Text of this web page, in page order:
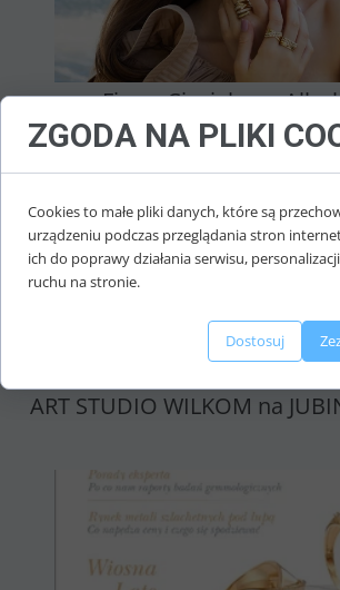
Firma Ciesielscy -
ART STUDIO WILKOM na
ZGODA NA PLIKI
Cookies to małe pliki danych, które są
urządzeniu podczas przeglądania stron
ich do poprawy działania serwisu,
ruchu na stronie.
Dostosuj